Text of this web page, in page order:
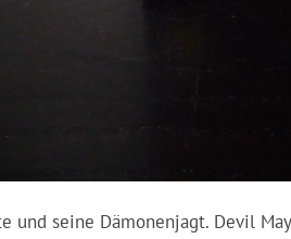
und seine Dämonenjagt. Devil